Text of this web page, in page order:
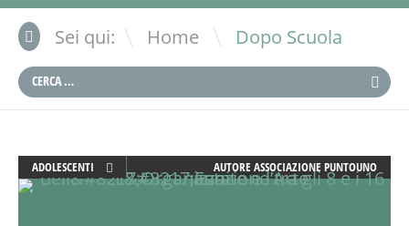
Sei qui: Home \ Dopo Scuola
ADOLESCENTI
DOPO SCUOLA
AUTORE ASSOCIAZIONE PUNTOUNO